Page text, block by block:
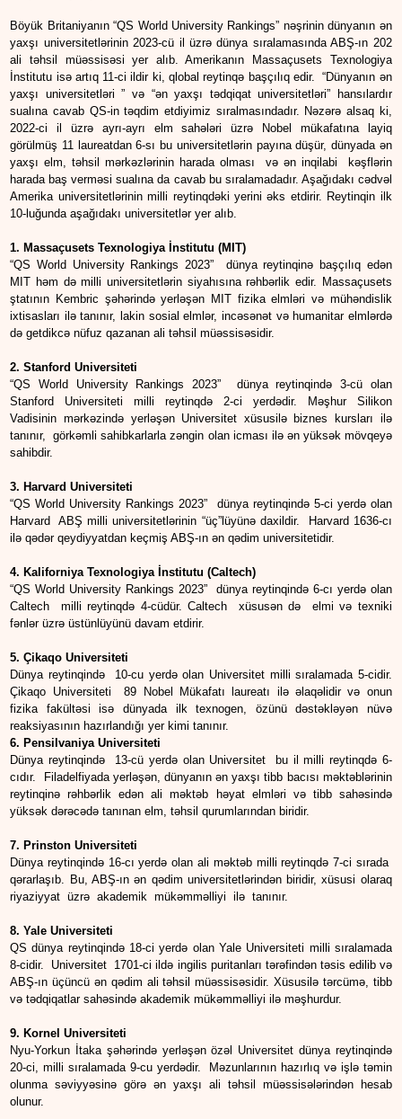
Böyük Britaniyanın “QS World University Rankings” nəşrinin dünyanın ən
yaxşı universitetlərinin 2023-cü il üzrə dünya sıralamasında ABŞ-ın 202
ali təhsil müəssisəsi yer alıb. Amerikanın Massaçusets Texnologiya
İnstitutu isə artıq 11-ci ildir ki, qlobal reytinqə başçılıq edir. “Dünyanın ən
yaxşı universitetləri ” və “ən yaxşı tədqiqat universitetləri” hansılardır
sualına cavab QS-in təqdim etdiyimiz sıralmasındadır. Nəzərə alsaq ki,
2022-ci il üzrə ayrı-ayrı elm sahələri üzrə Nobel mükafatına layiq
görülmüş 11 laureatdan 6-sı bu universitetlərin payına düşür, dünyada ən
yaxşı elm, təhsil mərkəzlərinin harada olması və ən inqilabi kəşflərin
harada baş verməsi sualına da cavab bu sıralamadadır. Aşağıdakı cədvəl
Amerika universitetlərinin milli reytinqdəki yerini əks etdirir. Reytinqin ilk
10-luğunda aşağıdakı universitetlər yer alıb.
1. Massaçusets Texnologiya İnstitutu (MIT)
“QS World University Rankings 2023” dünya reytinqinə başçılıq edən
MIT həm də milli universitetlərin siyahısına rəhbərlik edir. Massaçusets
ştatının Kembric şəhərində yerləşən MIT fizika elmləri və mühəndislik
ixtisasları ilə tanınır, lakin sosial elmlər, incəsənət və humanitar elmlərdə
də getdikcə nüfuz qazanan ali təhsil müəssisəsidir.
2. Stanford Universiteti
“QS World University Rankings 2023” dünya reytinqində 3-cü olan
Stanford Universiteti milli reytinqdə 2-ci yerdədir. Məşhur Silikon
Vadisinin mərkəzində yerləşən Universitet xüsusilə biznes kursları ilə
tanınır, görkəmli sahibkarlarla zəngin olan icması ilə ən yüksək mövqeyə
sahibdir.
3. Harvard Universiteti
“QS World University Rankings 2023” dünya reytinqində 5-ci yerdə olan
Harvard ABŞ milli universitetlərinin “üç”lüyünə daxildir. Harvard 1636-cı
ilə qədər qeydiyyatdan keçmiş ABŞ-ın ən qədim universitetidir.
4. Kaliforniya Texnologiya İnstitutu (Caltech)
“QS World University Rankings 2023” dünya reytinqində 6-cı yerdə olan
Caltech milli reytinqdə 4-cüdür. Caltech xüsusən də elmi və texniki
fənlər üzrə üstünlüyünü davam etdirir.
5. Çikaqo Universiteti
Dünya reytinqində 10-cu yerdə olan Universitet milli sıralamada 5-cidir.
Çikaqo Universiteti 89 Nobel Mükafatı laureatı ilə əlaqəlidir və onun
fizika fakültəsi isə dünyada ilk texnogen, özünü dəstəkləyən nüvə
reaksiyasının hazırlandığı yer kimi tanınır.
6. Pensilvaniya Universiteti
Dünya reytinqində 13-cü yerdə olan Universitet bu il milli reytinqdə 6-
cıdır. Filadelfiyada yerləşən, dünyanın ən yaxşı tibb bacısı məktəblərinin
reytinqinə rəhbərlik edən ali məktəb həyat elmləri və tibb sahəsində
yüksək dərəcədə tanınan elm, təhsil qurumlarından biridir.
7. Prinston Universiteti
Dünya reytinqində 16-cı yerdə olan ali məktəb milli reytinqdə 7-ci sırada
qərarlaşıb. Bu, ABŞ-ın ən qədim universitetlərindən biridir, xüsusi olaraq
riyaziyyat üzrə akademik mükəmməlliyi ilə tanınır.
8. Yale Universiteti
QS dünya reytinqində 18-ci yerdə olan Yale Universiteti milli sıralamada
8-cidir. Universitet 1701-ci ildə ingilis puritanları tərəfindən təsis edilib və
ABŞ-ın üçüncü ən qədim ali təhsil müəssisəsidir. Xüsusilə tərcümə, tibb
və tədqiqatlar sahəsində akademik mükəmməlliyi ilə məşhurdur.
9. Kornel Universiteti
Nyu-Yorkun İtaka şəhərində yerləşən özəl Universitet dünya reytinqində
20-ci, milli sıralamada 9-cu yerdədir. Məzunlarının hazırlıq və işlə təmin
olunma səviyyəsinə görə ən yaxşı ali təhsil müəssisələrindən hesab
olunur.